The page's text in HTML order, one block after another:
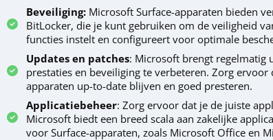
Beveiliging: Microsoft Surface-apparaten bieden
BitLocker, die je kunt gebruiken om de veiligheid
functies instelt en configureert voor optimale
Updates en patches: Microsoft brengt regelmatig
prestaties en beveiliging te verbeteren. Zorg
apparaten up-to-date blijven en goed presteren.
Applicatiebeheer: Zorg ervoor dat je de juiste
Microsoft biedt een breed scala aan zakelijke
voor Surface-apparaten, zoals Microsoft Office en